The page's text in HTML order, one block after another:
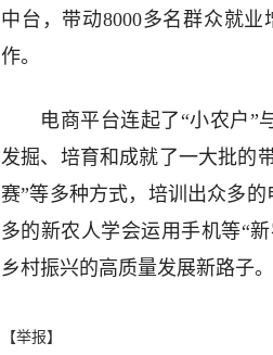
中台，带动8000多名群众就
作。
电商平台连起了“小农户”
发掘、培育和成就了一大批的
赛”等多种方式，培训出众多
多的新农人学会运用手机等“
乡村振兴的高质量发展新路子
【举报】